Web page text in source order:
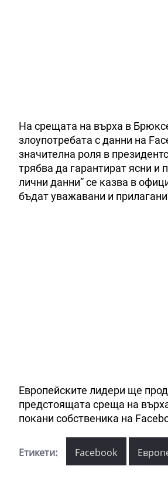
На срещата на върха в
злоупотребата с данни на
значителна роля в
трябва да гарантират ясни
лични данни” се казва в
бъдат уважавани и
Европейските лидери ще
предстоящата среща на
покани собственика на
Етикети: Facebook